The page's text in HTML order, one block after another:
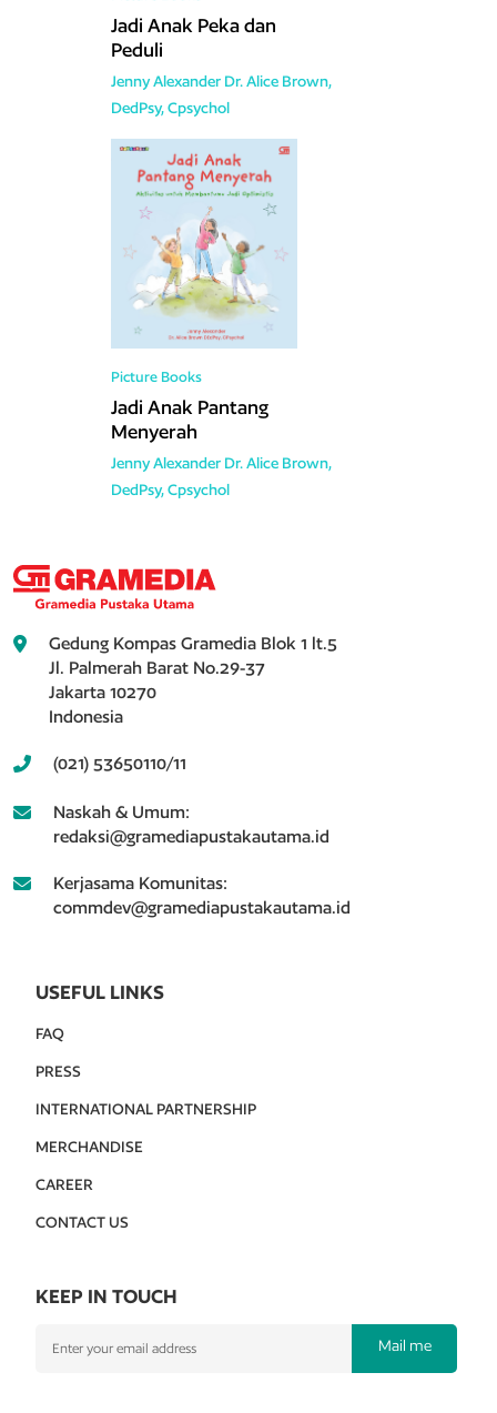
Jadi Anak Peka dan
Peduli
Jenny Alexander Dr. Alice Brown,
DedPsy, Cpsychol
Picture Books
Jadi Anak Pantang
Menyerah
Jenny Alexander Dr. Alice Brown,
DedPsy, Cpsychol
Gedung Kompas Gramedia Blok 1 lt.5
Jl. Palmerah Barat No.29-37
Jakarta 10270
Indonesia
(021) 53650110/11
Naskah & Umum:
redaksi@gramediapustakautama.id
Kerjasama Komunitas:
commdev@gramediapustakautama.id
USEFUL LINKS
FAQ
PRESS
INTERNATIONAL PARTNERSHIP
MERCHANDISE
CAREER
CONTACT US
KEEP IN TOUCH
Mail me